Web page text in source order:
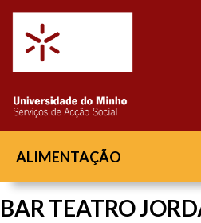
Saltar para o conteúdo
ALIMENTAÇÃO
BAR TEATRO